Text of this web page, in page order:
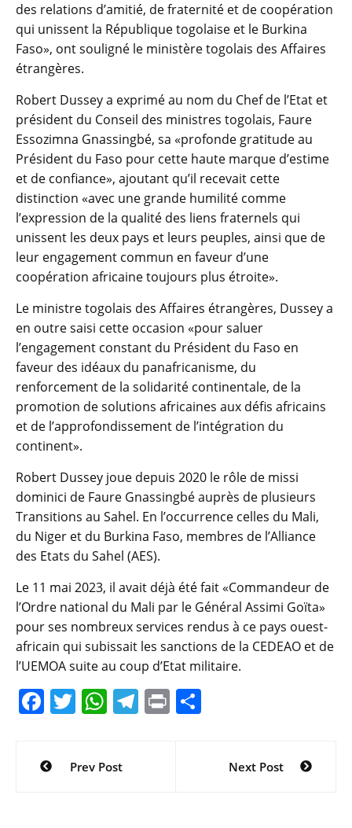
des relations d’amitié, de fraternité et de coopération
qui unissent la République togolaise et le Burkina
Faso», ont souligné le ministère togolais des Affaires
étrangères.
Robert Dussey a exprimé au nom du Chef de l’Etat et
président du Conseil des ministres togolais, Faure
Essozimna Gnassingbé, sa «profonde gratitude au
Président du Faso pour cette haute marque d’estime
et de confiance», ajoutant qu’il recevait cette
distinction «avec une grande humilité comme
l’expression de la qualité des liens fraternels qui
unissent les deux pays et leurs peuples, ainsi que de
leur engagement commun en faveur d’une
coopération africaine toujours plus étroite».
Le ministre togolais des Affaires étrangères, Dussey a
en outre saisi cette occasion «pour saluer
l’engagement constant du Président du Faso en
faveur des idéaux du panafricanisme, du
renforcement de la solidarité continentale, de la
promotion de solutions africaines aux défis africains
et de l’approfondissement de l’intégration du
continent».
Robert Dussey joue depuis 2020 le rôle de missi
dominici de Faure Gnassingbé auprès de plusieurs
Transitions au Sahel. En l’occurrence celles du Mali,
du Niger et du Burkina Faso, membres de l’Alliance
des Etats du Sahel (AES).
Le 11 mai 2023, il avait déjà été fait «Commandeur de
l’Ordre national du Mali par le Général Assimi Goïta»
pour ses nombreux services rendus à ce pays ouest-
africain qui subissait les sanctions de la CEDEAO et de
l’UEMOA suite au coup d’Etat militaire.
F
c
e
T
er
W
s
T Pr
Navigation
Prev Post Next Post